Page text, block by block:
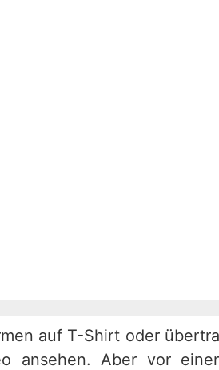
auf T-Shirt oder
ansehen. Aber vor